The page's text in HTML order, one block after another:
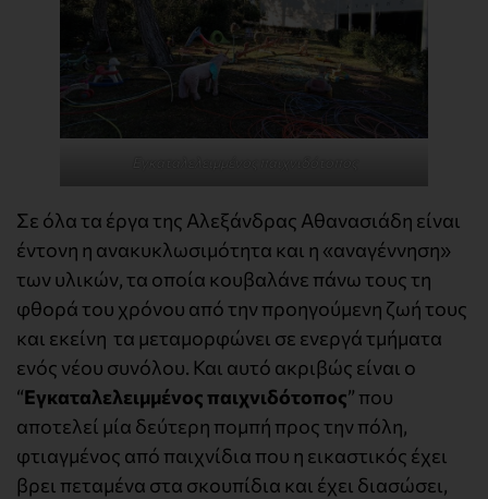
Σε όλα τα έργα της Αλεξάνδρας Αθανασιάδη είναι
έντονη η ανακυκλωσιμότητα και η «αναγέννηση»
των υλικών, τα οποία κουβαλάνε πάνω τους τη
φθορά του χρόνου από την προηγούμενη ζωή τους
και εκείνη τα μεταμορφώνει σε ενεργά τμήματα
ενός νέου συνόλου. Και αυτό ακριβώς είναι ο
“Εγκαταλελειμμένος παιχνιδότοπος” που
αποτελεί μία δεύτερη πομπή προς την πόλη,
φτιαγμένος από παιχνίδια που η εικαστικός έχει
βρει πεταμένα στα σκουπίδια και έχει διασώσει,